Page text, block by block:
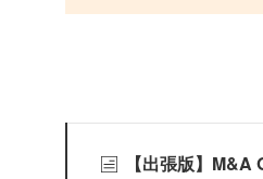
【出張版】